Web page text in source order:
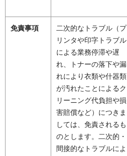
免責事項
二次的なトラブル（プ
リンタや印字トラブル
による業務停滞や遅
れ、トナーの落下や漏
れにより衣類や什器類
が汚れたことによるク
リーニング代負担や損
害賠償など）につきま
しては、免責されるも
のとします。二次的・
間接的なトラブルによ